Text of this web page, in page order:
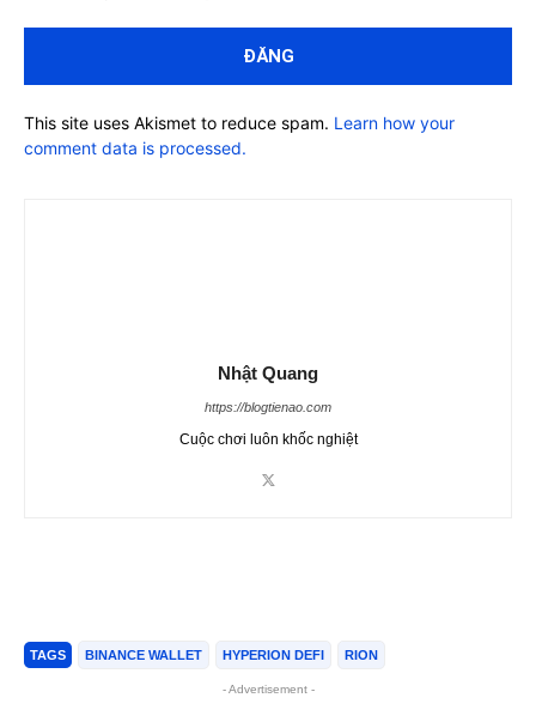
This site uses Akismet to reduce spam. Learn how your
comment data is processed.
Nhật Quang
https://blogtienao.com
Cuộc chơi luôn khốc nghiệt
TAGS BINANCE WALLET HYPERION DEFI RION
- Advertisement -